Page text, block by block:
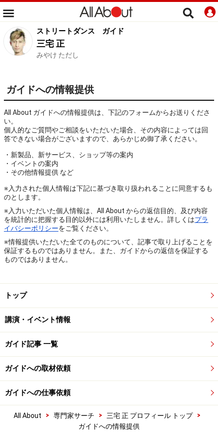
ストリートダンス ガイド
三宅 正
みやけ ただし
ガイドへの情報提供
All About ガイドへの情報提供は、下記のフォームからお送りくださ
い。
個人的なご質問やご相談をいただいた場合、その内容によっては回
答できない場合がございますので、あらかじめ御了承ください。
・新製品、新サービス、ショップ等の案内
・イベントの案内
・その他情報提供 など
※入力された個人情報は下記に基づき取り扱われることに同意するも
のとします。
※入力いただいた個人情報は、All About からの返信目的、及び内容
を統計的に把握する目的以外には利用いたしません。詳しくはプラ
イバシーポリシーをご覧ください。
※情報提供いただいた全てのものについて、記事で取り上げることを
保証するものではありません。また、ガイドからの返信を保証する
ものではありません。
トップ
講演・イベント情報
ガイド記事 一覧
ガイドへの取材依頼
ガイドへの仕事依頼
All About > 専門家サーチ > 三宅 正 プロフィール トップ
>
ガイドへの情報提供